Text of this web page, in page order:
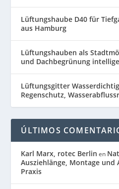
Lüftungshaube D40 für
aus Hamburg
Lüftungshauben als
und Dachbegrünung
Lüftungsgitter
Regenschutz,
ÚLTIMOS
Karl Marx, rotec Berlin en
Ausziehlänge, Montage und
Praxis